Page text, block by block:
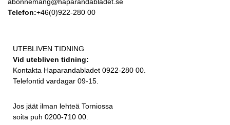
Telefon:+46(0)922-280 00
UTEBLIVEN TIDNING
Vid utebliven tidning:
Kontakta Haparandabladet 0922-280 00.
Telefontid vardagar 09-15.
Jos jäät ilman lehteä Torniossa
soita puh 0200-710 00.